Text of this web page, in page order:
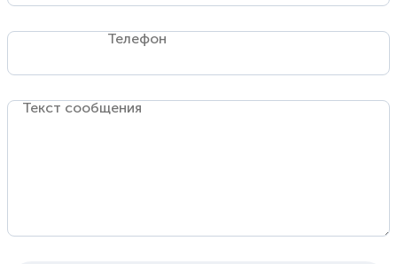
Телефон
Текст сообщения